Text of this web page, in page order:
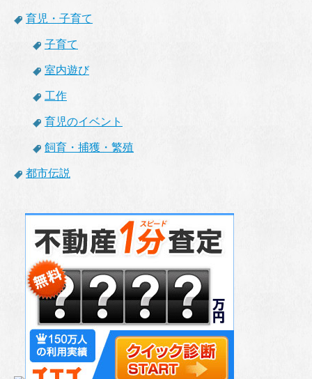
育児・子育て
子育て
室内遊び
工作
育児のイベント
飼育・捕獲・繁殖
都市伝説